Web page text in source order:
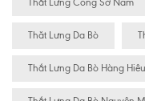
Thắt Lưng Công Sở Nam
Thăt Lưng Da Bò
Thắt Lưng Da Bò Hàng Hiêu